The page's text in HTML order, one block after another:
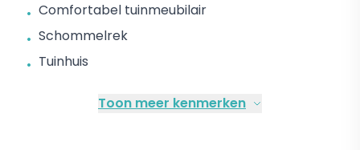
• Comfortabel tuinmeubilair
• Schommelrek
• Tuinhuis
Toon meer kenmerken